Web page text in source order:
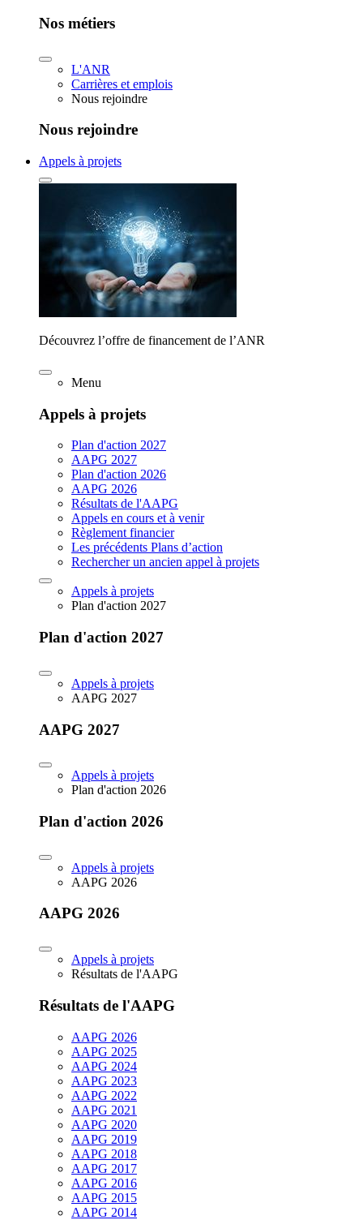
Nos métiers
L'ANR
Carrières et emplois
Nous rejoindre
Nous rejoindre
Appels à projets
Découvrez l’offre de financement de l’ANR
Menu
Appels à projets
Plan d'action 2027
AAPG 2027
Plan d'action 2026
AAPG 2026
Résultats de l'AAPG
Appels en cours et à venir
Règlement financier
Les précédents Plans d’action
Rechercher un ancien appel à projets
Appels à projets
Plan d'action 2027
Plan d'action 2027
Appels à projets
AAPG 2027
AAPG 2027
Appels à projets
Plan d'action 2026
Plan d'action 2026
Appels à projets
AAPG 2026
AAPG 2026
Appels à projets
Résultats de l'AAPG
Résultats de l'AAPG
AAPG 2026
AAPG 2025
AAPG 2024
AAPG 2023
AAPG 2022
AAPG 2021
AAPG 2020
AAPG 2019
AAPG 2018
AAPG 2017
AAPG 2016
AAPG 2015
AAPG 2014